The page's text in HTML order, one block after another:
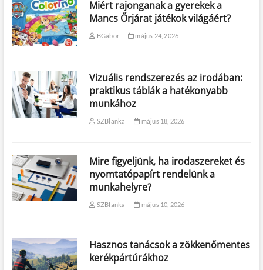
Miért rajonganak a gyerekek a
Mancs Őrjárat játékok világáért?
BGabor május 24, 2026
Vizuális rendszerezés az irodában:
praktikus táblák a hatékonyabb
munkához
SZBlanka május 18, 2026
Mire figyeljünk, ha irodaszereket és
nyomtatópapírt rendelünk a
munkahelyre?
SZBlanka május 10, 2026
Hasznos tanácsok a zökkenőmentes
kerékpártúrákhoz